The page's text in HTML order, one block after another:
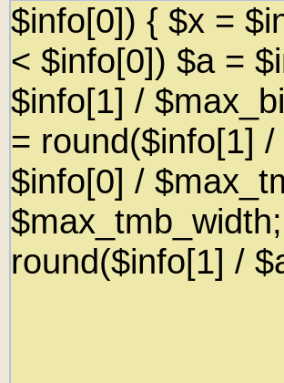
$info[0]) { $x =
< $info[0]) $a =
$info[1] /
= round($info[1]
$info[0] /
round($info[1] /